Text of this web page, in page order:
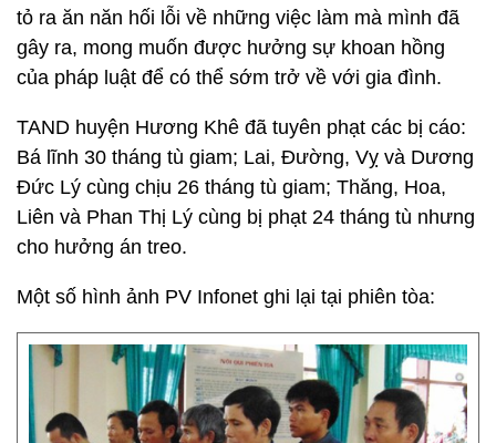
tỏ ra ăn năn hối lỗi về những việc làm mà mình đã
gây ra, mong muốn được hưởng sự khoan hồng
của pháp luật để có thể sớm trở về với gia đình.
TAND huyện Hương Khê đã tuyên phạt các bị cáo:
Bá lĩnh 30 tháng tù giam; Lai, Đường, Vỵ và Dương
Đức Lý cùng chịu 26 tháng tù giam; Thăng, Hoa,
Liên và Phan Thị Lý cùng bị phạt 24 tháng tù nhưng
cho hưởng án treo.
Một số hình ảnh PV Infonet ghi lại tại phiên tòa: